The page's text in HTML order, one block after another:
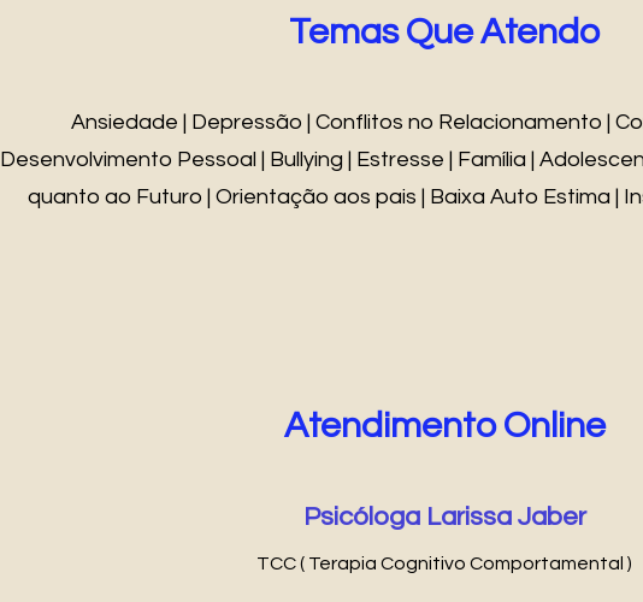
Temas Que Atendo
Ansiedade | Depressão | Conflitos no Relacionamento |
Desenvolvimento Pessoal | Bullying | Estresse | Família |
quanto ao Futuro | Orientação aos pais | Baixa Auto Estima |
Atendimento Online
Psicóloga Larissa Jaber
TCC ( Terapia Cognitivo Comportamental )